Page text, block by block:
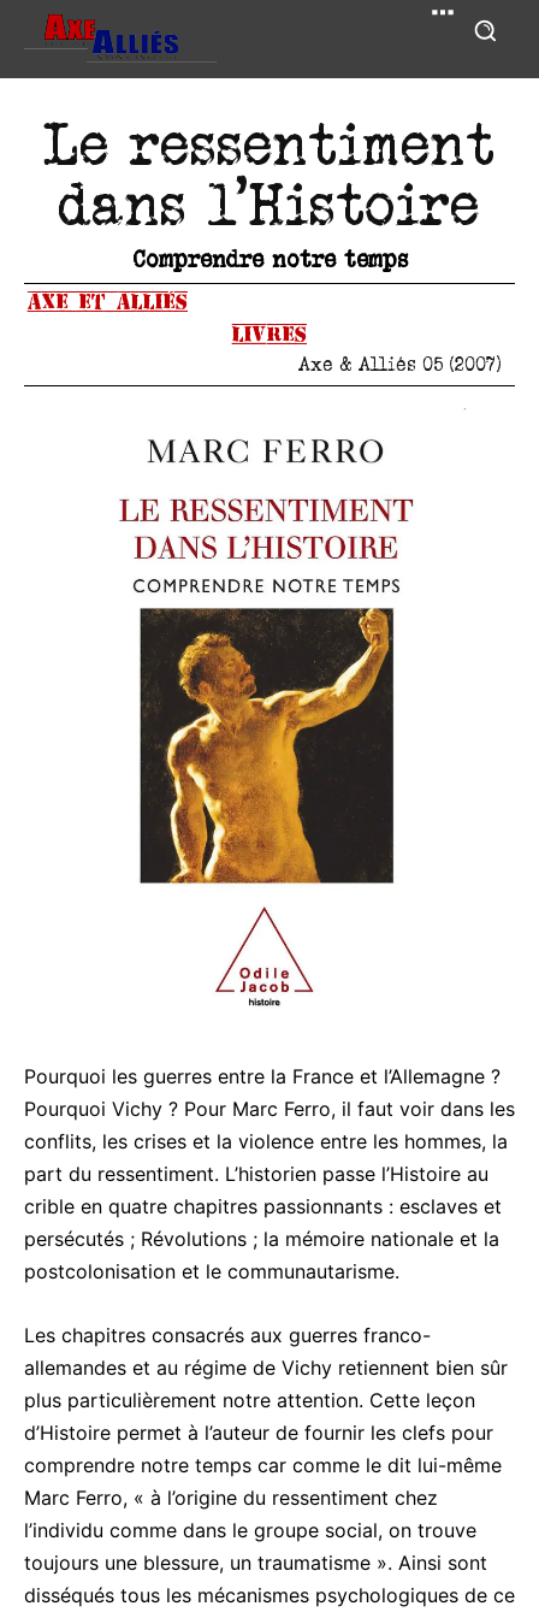
Le ressentiment
dans l’Histoire
Comprendre notre temps
Axe et Alliés
Livres
Axe & Alliés 05 (2007)
Pourquoi les guerres entre la France et l’Allemagne ?
Pourquoi Vichy ? Pour Marc Ferro, il faut voir dans les
conflits, les crises et la violence entre les hommes, la
part du ressentiment. L’historien passe l’Histoire au
crible en quatre chapitres passionnants : esclaves et
persécutés ; Révolutions ; la mémoire nationale et la
postcolonisation et le communautarisme.
Les chapitres consacrés aux guerres franco-
allemandes et au régime de Vichy retiennent bien sûr
plus particulièrement notre attention. Cette leçon
d’Histoire permet à l’auteur de fournir les clefs pour
comprendre notre temps car comme le dit lui-même
Marc Ferro, « à l’origine du ressentiment chez
l’individu comme dans le groupe social, on trouve
toujours une blessure, un traumatisme ». Ainsi sont
disséqués tous les mécanismes psychologiques de ce